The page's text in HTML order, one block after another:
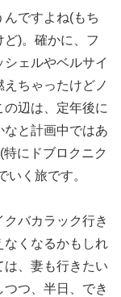
ですよね(もち
)。確かに、フ
ェルやベルサイ
ちゃったけどノ
辺は、定年後に
と計画中ではあ
にドブロクニク
いく旅です。
バカラック行き
くなるかもしれ
は、妻も行きたい
つ、半日、でき